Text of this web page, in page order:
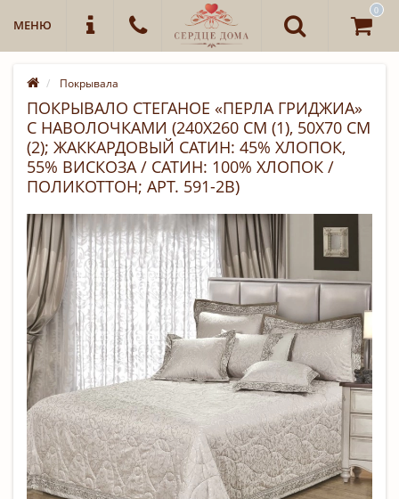
МЕНЮ
0
Покрывала
ПОКРЫВАЛО СТЕГАНОЕ «ПЕРЛА ГРИДЖИА»
С НАВОЛОЧКАМИ (240Х260 СМ (1), 50Х70 СМ
(2); ЖАККАРДОВЫЙ САТИН: 45% ХЛОПОК,
55% ВИСКОЗА / САТИН: 100% ХЛОПОК /
ПОЛИКОТТОН; АРТ. 591-2B)